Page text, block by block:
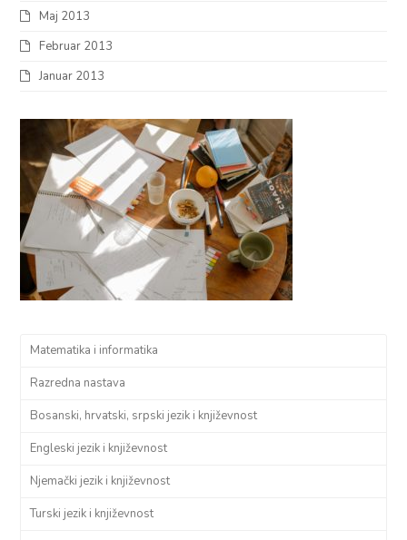
Maj 2013
Februar 2013
Januar 2013
Matematika i informatika
Razredna nastava
Bosanski, hrvatski, srpski jezik i književnost
Engleski jezik i književnost
Njemački jezik i književnost
Turski jezik i književnost